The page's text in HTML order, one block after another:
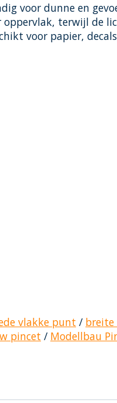
voor dunne en
terwijl de
voor papier,
vlakke punt / breite
pincet / Modellbau